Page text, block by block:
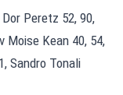
Peretz 52, 90,
Moise Kean 40, 54,
Sandro Tonali